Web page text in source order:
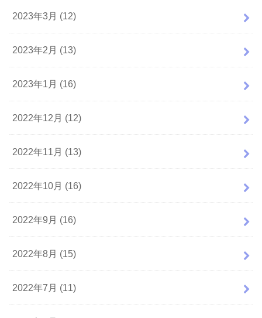
2023年3月 (12)
2023年2月 (13)
2023年1月 (16)
2022年12月 (12)
2022年11月 (13)
2022年10月 (16)
2022年9月 (16)
2022年8月 (15)
2022年7月 (11)